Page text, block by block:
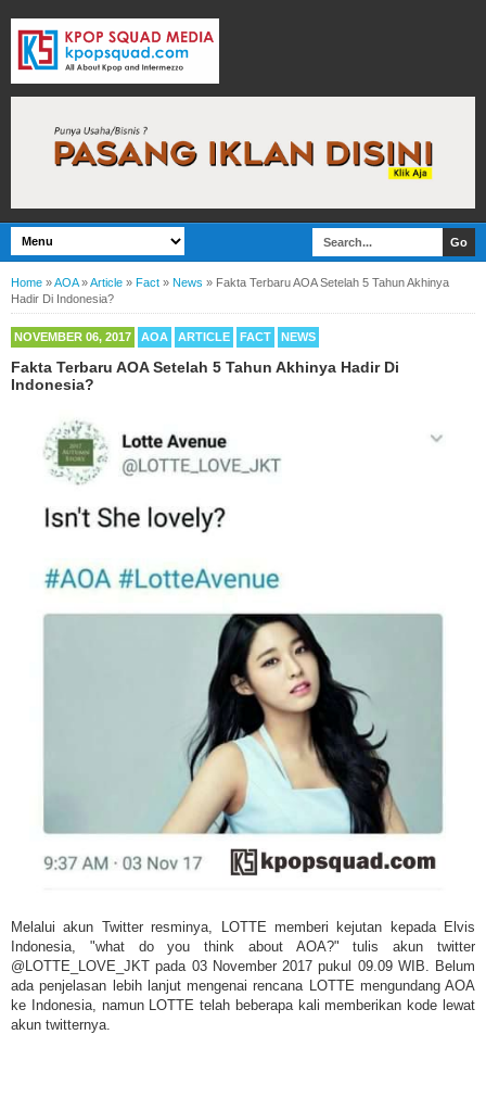
Home »AOA»Article » Fact » News » Fakta Terbaru AOA Setelah 5 Tahun Akhinya
Hadir Di Indonesia?
NOVEMBER 06, 2017 AOA ARTICLE FACT NEWS
Fakta Terbaru AOA Setelah 5 Tahun Akhinya Hadir Di
Indonesia?
Melalui akun Twitter resminya, LOTTE memberi kejutan kepada Elvis
Indonesia, "what do you think about AOA?" tulis akun twitter
@LOTTE_LOVE_JKT pada 03 November 2017 pukul 09.09 WIB. Belum
ada penjelasan lebih lanjut mengenai rencana LOTTE mengundang AOA
ke Indonesia, namun LOTTE telah beberapa kali memberikan kode lewat
akun twitternya.